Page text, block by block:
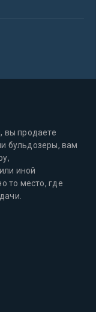
вы продаете
бульдозеры, вам
иной
то место, где